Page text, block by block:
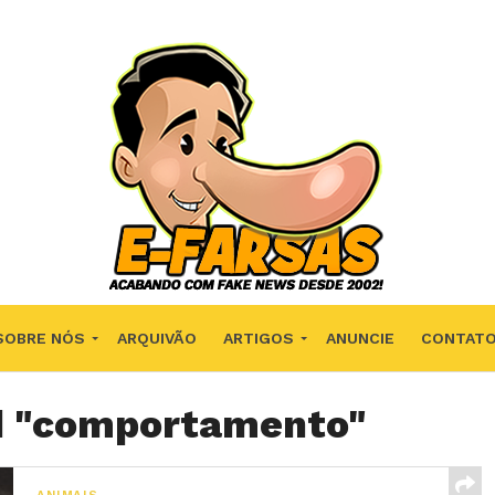
NÓS ARQUIVÃO ARTIGOS ANUNCIE CONTATO
"comportamento"